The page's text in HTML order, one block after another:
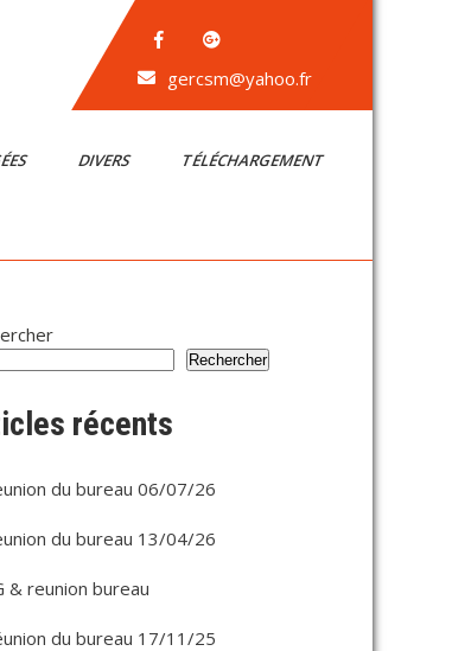
gercsm@yahoo.fr
DIVERS TÉLÉCHARGEMENT
Rechercher
récents
du bureau 06/07/26
du bureau 13/04/26
& reunion bureau
du bureau 17/11/25